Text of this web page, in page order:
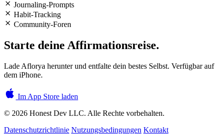
Journaling-Prompts
Habit-Tracking
Community-Foren
Starte deine Affirmationsreise.
Lade Aflorya herunter und entfalte dein bestes Selbst. Verfügbar auf
dem iPhone.
Im App Store laden
© 2026 Honest Dev LLC. Alle Rechte vorbehalten.
Datenschutzrichtlinie Nutzungsbedingungen Kontakt